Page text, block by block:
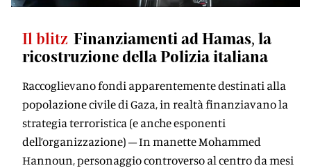
Il blitz Finanziamenti ad Hamas, la
ricostruzione della Polizia italiana
Raccoglievano fondi apparentemente destinati alla
popolazione civile di Gaza, in realtà finanziavano la
strategia terroristica (e anche esponenti
dell’organizzazione) – In manette Mohammed
Hannoun, personaggio controverso al centro da mesi